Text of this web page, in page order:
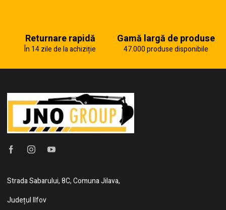
Returnare rapidă
În 14 zile de la achiziție
Gamă largă de produse
47.000 produse disponibile
Strada Sabarului, 8C, Comuna Jilava,
Județul Ilfov